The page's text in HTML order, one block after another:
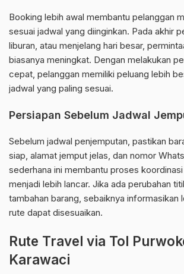
Booking lebih awal membantu pelanggan
sesuai jadwal yang diinginkan. Pada akhir
liburan, atau menjelang hari besar,
biasanya meningkat. Dengan melakukan
cepat, pelanggan memiliki peluang lebih
jadwal yang paling sesuai.
Persiapan Sebelum Jadwal
Sebelum jadwal penjemputan, pastikan
siap, alamat jemput jelas, dan nomor
sederhana ini membantu proses
menjadi lebih lancar. Jika ada perubahan
tambahan barang, sebaiknya informasikan
rute dapat disesuaikan.
Rute Travel via Tol
Karawaci